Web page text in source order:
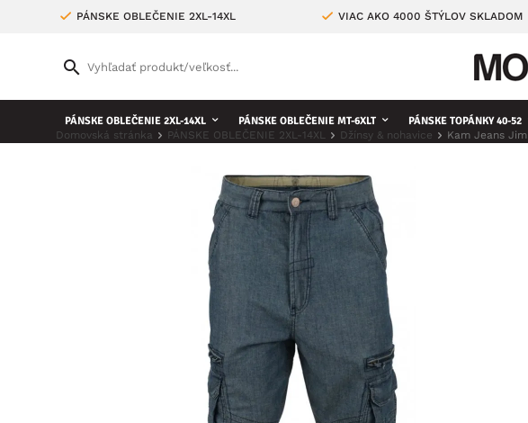
PÁNSKE OBLEČENIE 2XL-14XL VIAC AKO 4000 ŠTÝLOV SKLADOM
PÁNSKE OBLEČENIE 2XL-14XL PÁNSKE OBLEČENIE MT-6XLT PÁNSKE TOPÁNKY 40-52
Domovská stránka PÁNSKE OBLEČENIE 2XL-14XL Džínsy & nohavice Kam Jeans Jim